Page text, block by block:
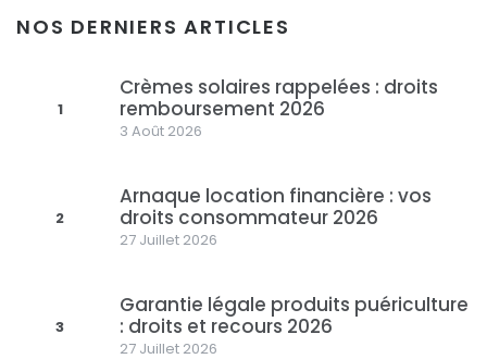
NOS DERNIERS ARTICLES
1
Crèmes solaires rappelées : droits
remboursement 2026
3 Août 2026
2
Arnaque location financière : vos
droits consommateur 2026
27 Juillet 2026
3
Garantie légale produits puériculture
: droits et recours 2026
27 Juillet 2026